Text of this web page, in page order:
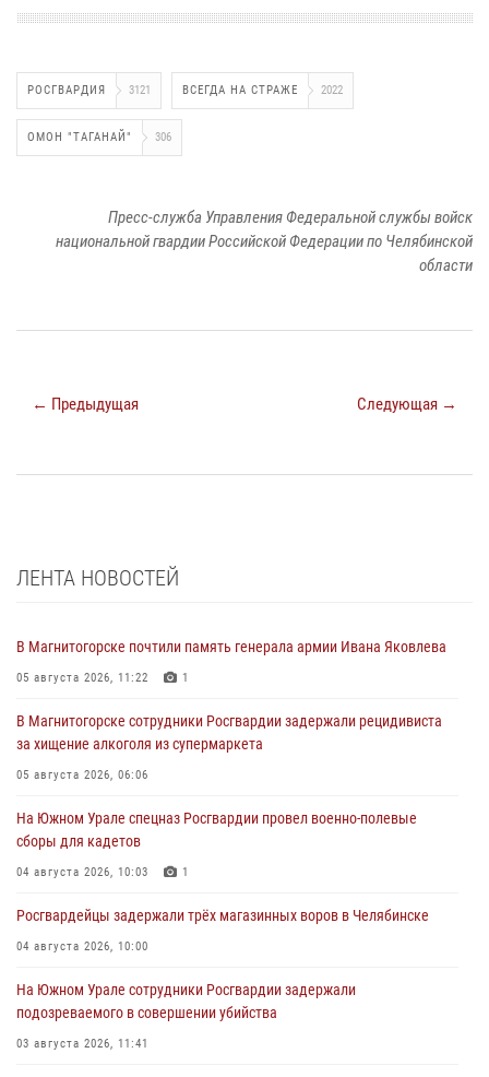
РОСГВАРДИЯ 3121 ВСЕГДА НА СТРАЖЕ 2022
ОМОН "ТАГАНАЙ" 306
Пресс-служба Управления Федеральной службы войск
национальной гвардии Российской Федерации по Челябинской
области
← Предыдущая Следующая →
ЛЕНТА НОВОСТЕЙ
В Магнитогорске почтили память генерала армии Ивана Яковлева
05 августа 2026, 11:22 1
В Магнитогорске сотрудники Росгвардии задержали рецидивиста
за хищение алкоголя из супермаркета
05 августа 2026, 06:06
На Южном Урале спецназ Росгвардии провел военно-полевые
сборы для кадетов
04 августа 2026, 10:03 1
Росгвардейцы задержали трёх магазинных воров в Челябинске
04 августа 2026, 10:00
На Южном Урале сотрудники Росгвардии задержали
подозреваемого в совершении убийства
03 августа 2026, 11:41